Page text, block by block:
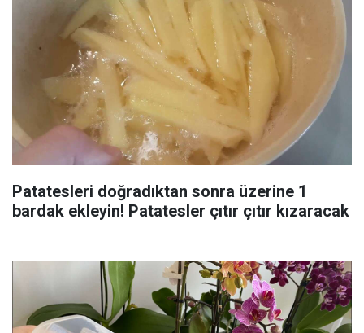
Patatesleri doğradıktan sonra üzerine 1
bardak ekleyin! Patatesler çıtır çıtır kızaracak